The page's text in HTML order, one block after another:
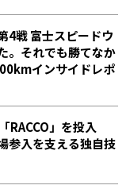
4戦 富士スピードウ
。それでも勝てなか
インサイドレポ
RACCO」を投入
参入を支える独自技